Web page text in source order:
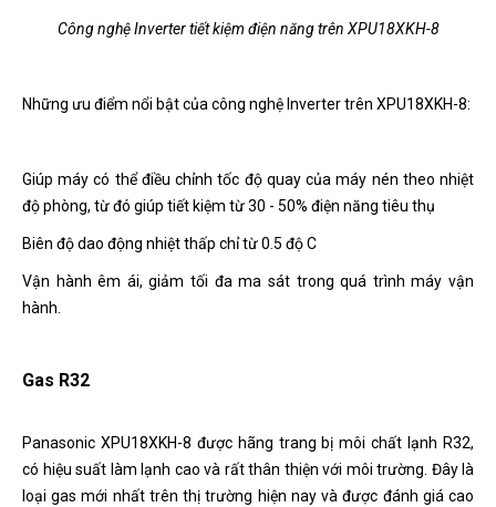
Công nghệ Inverter tiết kiệm điện năng trên XPU18XKH-8
Những ưu điểm nổi bật của công nghệ Inverter trên XPU18XKH-8:
Giúp máy có thể điều chỉnh tốc độ quay của máy nén theo nhiệt
độ phòng, từ đó giúp tiết kiệm từ 30 - 50% điện năng tiêu thụ
Biên độ dao động nhiệt thấp chỉ từ 0.5 độ C
Vận hành êm ái, giảm tối đa ma sát trong quá trình máy vận
hành.
Gas R32
Panasonic XPU18XKH-8 được hãng trang bị môi chất lạnh R32,
có hiệu suất làm lạnh cao và rất thân thiện với môi trường. Đây là
loại gas mới nhất trên thị trường hiện nay và được đánh giá cao